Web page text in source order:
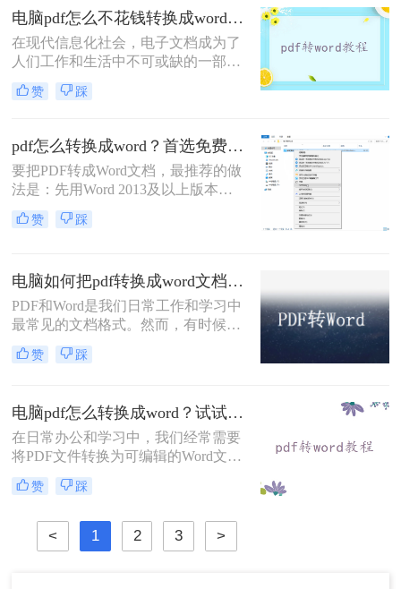
很浪费时间。目前有什么方法可以快
速的将Word文件转换成PDF文件呢？
目前网络上Word转换成PDF转换器基
本都是收费的，那么word怎么免费转
pdf呢？下面一起看看吧。
电脑pdf怎么不花钱转换成word？试试这三个工具！
在现代信息化社会，电子文档成为了
人们工作和生活中不可或缺的一部
分。特别是PDF格式的文档，由于其
跨平台和文档保真度高等特点，广泛
需要将PDF文档转换成Word文档，以
便于编辑和修改。那么，电脑pdf怎么
不花钱转换成word呢？接下来，我将
为大家介绍三种在电脑上免费将PDF
转换成Word的简单方法。
赞 踩
pdf怎么转换成word？首选免费工具，复杂文件再上专业软件！
要把PDF转成Word文档，最推荐的做
法是：先用Word 2013及以上版本直
接打开PDF（免费、无损）、再用
Google Drive在线转换（免费、云
底。
赞 踩
电脑如何把pdf转换成word文档？试试这个方法吧！
PDF和Word是我们日常工作和学习中
最常见的文档格式。然而，有时候我
们可能会遇到需要将PDF转换成Word
的情况，这样可以方便我们编辑和修
提供一些实用的工具和技巧。
赞 踩
电脑pdf怎么转换成word？试试这几种常用方法！
在日常办公和学习中，我们经常需要
将PDF文件转换为可编辑的Word文
档。由于PDF格式的固定性，直接编
辑内容较为困难，因此转换工具成为
word呢？本文将介绍几种主流方法，
涵盖免费、付费及多平台方案。
赞 踩
< 1 2 3 >